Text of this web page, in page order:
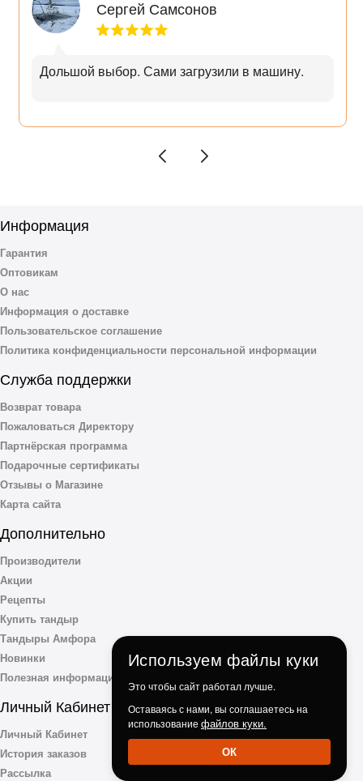
Сергей Самсонов
Дольшой выбор. Сами загрузили в машину.
Информация
Гарантия
Оптовикам
О нас
Информация о доставке
Пользовательское соглашение
Политика конфиденциальности персональной информации
Служба поддержки
Возврат товара
Пожаловаться Директору
Партнёрская программа
Подарочные сертификаты
Отзывы о Магазине
Карта сайта
Дополнительно
Производители
Акции
Рецепты
Купить тандыр
Тандыры Амфора
Новинки
Полезная информация
Личный Кабинет
Личный Кабинет
История заказов
Рассылка
Используем файлы куки
Это чтобы сайт работал лучше.
Оставаясь с нами, вы соглашаетесь на
использование файлов куки.
ОК